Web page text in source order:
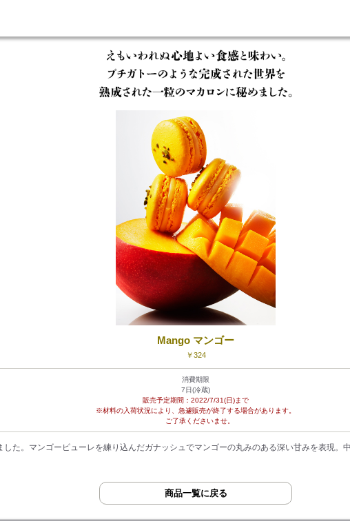
Mango マンゴー
￥324
消費期限
7日(冷蔵)
販売予定期間：2022/7/31(日)まで
※材料の入荷状況により、急遽販売が終了する場合があります。
ご了承くださいませ。
た。マンゴーピューレを練り込んだガナッシュでマンゴーの丸みのある深い甘みを表現
商品一覧に戻る